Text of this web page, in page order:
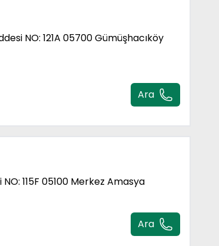
NO: 121A 05700 Gümüşhacıköy
Ara
115F 05100 Merkez Amasya
Ara